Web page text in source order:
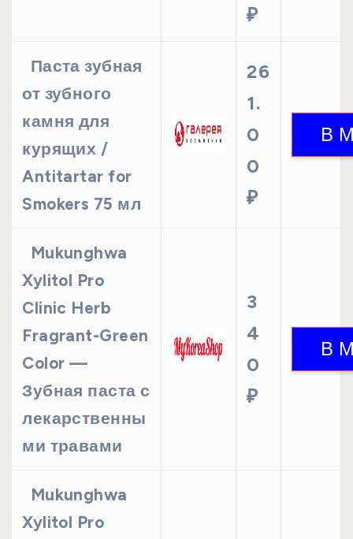
₽
Паста зубная
от зубного
камня для
курящих /
Antitartar for
Smokers 75 мл
26
1.
0
0
₽
Mukunghwa
Xylitol Pro
Clinic Herb
Fragrant-Green
Color —
Зубная паста с
лекарственны
ми травами
3
4
0
₽
Mukunghwa
Xylitol Pro